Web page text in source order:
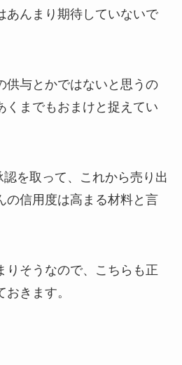
あんまり期待していないで
供与とかではないと思うの
くまでもおまけと捉えてい
を取って、これから売り出
の信用度は高まる材料と言
りそうなので、こちらも正
きます。